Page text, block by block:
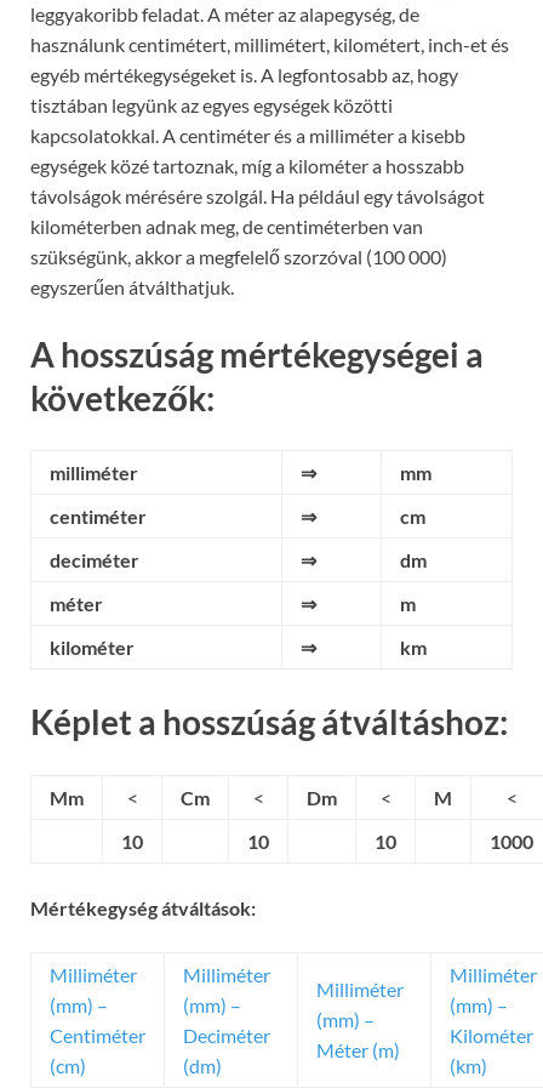
leggyakoribb feladat. A méter az alapegység, de
használunk centimétert, millimétert, kilométert, inch-et és
egyéb mértékegységeket is. A legfontosabb az, hogy
tisztában legyünk az egyes egységek közötti
kapcsolatokkal. A centiméter és a milliméter a kisebb
egységek közé tartoznak, míg a kilométer a hosszabb
távolságok mérésére szolgál. Ha például egy távolságot
kilométerben adnak meg, de centiméterben van
szükségünk, akkor a megfelelő szorzóval (100 000)
egyszerűen átválthatjuk.
A hosszúság mértékegységei a
következők:
milliméter ⇒
mm
centiméter
⇒
cm
deciméter
⇒
dm
méter
⇒
m
kilométer
⇒ km
Képlet a hosszúság átváltáshoz:
Mm < Cm < Dm < M
<
10
10 10 1000
Mértékegység átváltások:
Milliméter
(mm) –
Centiméter
(cm)
Milliméter
(mm) –
Deciméter
(dm)
Milliméter
(mm) –
Méter (m)
Milliméter
(mm) –
Kilométer
(km)